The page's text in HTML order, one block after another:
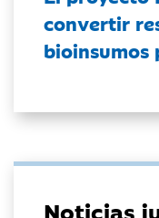
convertir
bioinsumos
Noticias